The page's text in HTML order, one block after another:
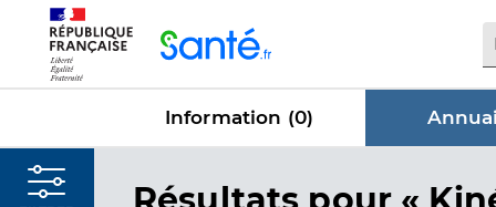
Information (0)
dans
Panneau de gestion des cookies